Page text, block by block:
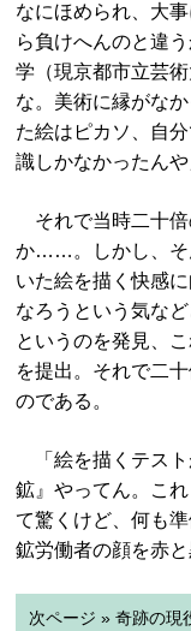
なにほめられ、大
ら負けへんのと違
学（現京都市立芸
な。美術に縁がな
た絵はピカソ、自
識しかなかったんや
それで当時二十倍
か……。しかし、そ
いた絵を描く快感
なろうという気な
というのを発見、
を提出。それで二
のである。
「絵を描くテスト
鉱』やってん。こ
て驚くけど、何も
鉱労働者の顔を赤
次ページ » 奇跡の現